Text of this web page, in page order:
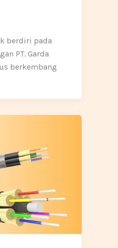
berdiri pada
PT. Garda
berkembang